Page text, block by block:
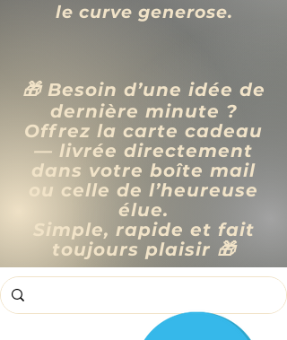
le curve generose.
🎁 Besoin d’une idée de
dernière minute ?
Offrez la carte cadeau
— livrée directement
dans votre boîte mail
ou celle de l’heureuse
élue.
Simple, rapide et fait
toujours plaisir 🎁